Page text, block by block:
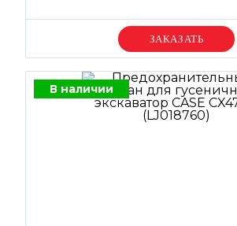
Уточняйте цену
В наличии